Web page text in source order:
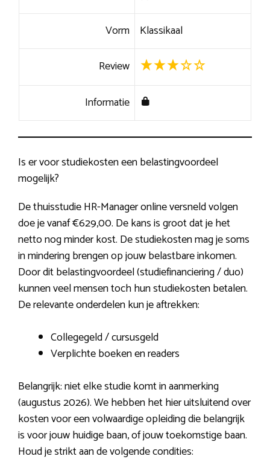
Vorm Klassikaal
Review
Informatie
Is er voor studiekosten een belastingvoordeel
mogelijk?
De thuisstudie HR-Manager online versneld volgen
doe je vanaf €629,00. De kans is groot dat je het
netto nog minder kost. De studiekosten mag je soms
in mindering brengen op jouw belastbare inkomen.
Door dit belastingvoordeel (studiefinanciering / duo)
kunnen veel mensen toch hun studiekosten betalen.
De relevante onderdelen kun je aftrekken:
Collegegeld / cursusgeld
Verplichte boeken en readers
Belangrijk: niet elke studie komt in aanmerking
(augustus 2026). We hebben het hier uitsluitend over
kosten voor een volwaardige opleiding die belangrijk
is voor jouw huidige baan, of jouw toekomstige baan.
Houd je strikt aan de volgende condities: